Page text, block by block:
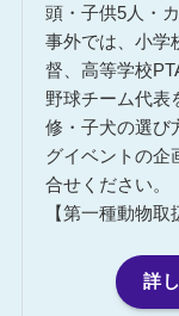
頭・子供5人・
事外では、小学
督、高等学校
野球チーム代表
修・子犬の選び
グイベントの企
合せください。
【第一種動物取
詳